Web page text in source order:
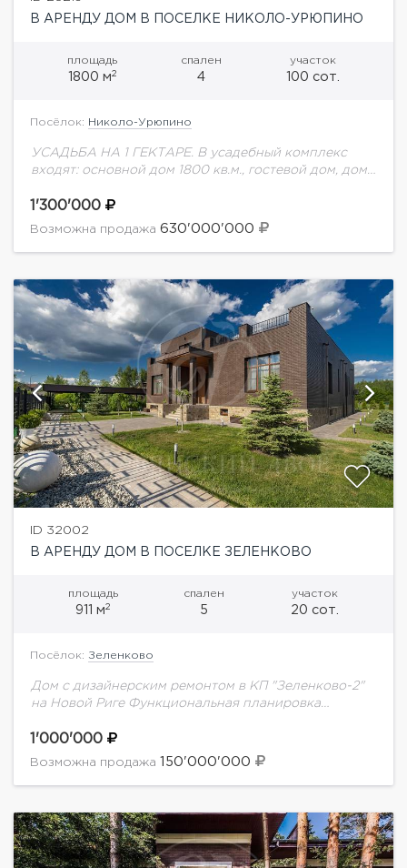
В АРЕНДУ ДОМ В ПОСЕЛКЕ НИКОЛО-УРЮПИНО
площадь
1800 м2
спален
4
участок
100 сот.
Посёлок: Николо-Урюпино
УСАДЬБА НА 1 ГЕКТАРЕ. В усадебный комплекс
входят: основной дом 1800 кв.м., гостевой дом, дом
основного дома: 1 этаж: холл,...
1'300'000
Возможна продажа 630'000'000
ID 32002
В АРЕНДУ ДОМ В ПОСЕЛКЕ ЗЕЛЕНКОВО
площадь
911 м2
спален
5
участок
20 сот.
Посёлок: Зеленково
Дом с дизайнерским ремонтом в КП "Зеленково-2"
на Новой Риге Функциональная планировка
большой семьи:1 этаж: холл, кухня, гостиная, 2
1'000'000
Возможна продажа 150'000'000